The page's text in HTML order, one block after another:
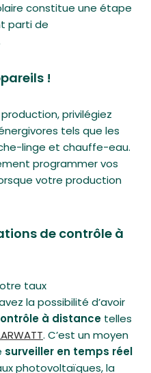
constitue une étape
parti de
!
privilégiez
tels que les
linge et chauffe-eau.
programmer vos
votre production
de contrôle à
taux
la possibilité d’avoir
à distance telles
. C’est un moyen
surveiller en temps réel
photovoltaïques, la